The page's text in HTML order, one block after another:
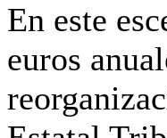
En este
euros